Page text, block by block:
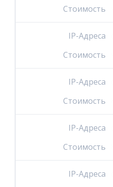
Стоимость
IP-Адреса
Стоимость
IP-Адреса
Стоимость
IP-Адреса
Стоимость
IP-Адреса